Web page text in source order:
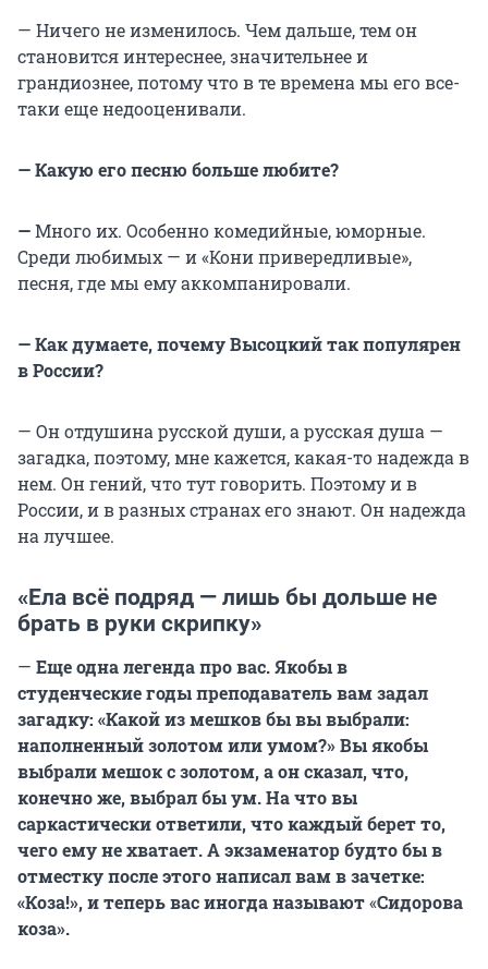
— Ничего не изменилось. Чем дальше, тем он
становится интереснее, значительнее и
грандиознее, потому что в те времена мы его все-
таки еще недооценивали.
— Какую его песню больше любите?
—Много их. Особенно комедийные, юморные.
Среди любимых — и «Кони привередливые»,
песня, где мы ему аккомпанировали.
— Как думаете, почему Высоцкий так популярен
в России?
— Он отдушина русской души, а русская душа —
загадка, поэтому, мне кажется, какая-то надежда в
нем. Он гений, что тут говорить. Поэтому и в
России, и в разных странах его знают. Он надежда
на лучшее.
«Ела всё подряд — лишь бы дольше не
брать в руки скрипку»
— Еще одна легенда про вас. Якобы в
студенческие годы преподаватель вам задал
загадку: «Какой из мешков бы вы выбрали:
наполненный золотом или умом?» Вы якобы
выбрали мешок с золотом, а он сказал, что,
конечно же, выбрал бы ум. На что вы
саркастически ответили, что каждый берет то,
чего ему не хватает. А экзаменатор будто бы в
отместку после этого написал вам в зачетке:
«Коза!», и теперь вас иногда называют«Сидорова
коза».